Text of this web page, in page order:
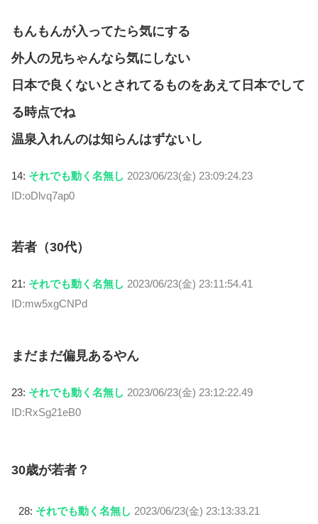
もんもんが入ってたら気にする
外人の兄ちゃんなら気にしない
日本で良くないとされてるものをあえて日本でして
る時点でね
温泉入れんのは知らんはずないし
14: それでも動く名無し 2023/06/23(金) 23:09:24.23
ID:oDlvq7ap0
若者（30代）
21: それでも動く名無し 2023/06/23(金) 23:11:54.41
ID:mw5xgCNPd
まだまだ偏見あるやん
23: それでも動く名無し 2023/06/23(金) 23:12:22.49
ID:RxSg21eB0
30歳が若者？
28: それでも動く名無し 2023/06/23(金) 23:13:33.21